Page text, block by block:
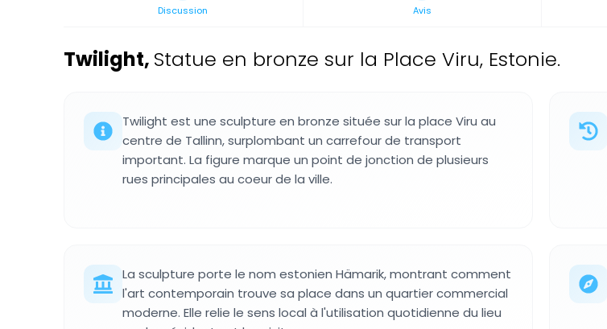
Discussion Avis
Twilight, Statue en bronze sur la Place Viru, Estonie.
Twilight est une sculpture en bronze située sur la place Viru au
centre de Tallinn, surplombant un carrefour de transport
important. La figure marque un point de jonction de plusieurs
rues principales au coeur de la ville.
La sculpture porte le nom estonien Hämarik, montrant comment
l'art contemporain trouve sa place dans un quartier commercial
moderne. Elle relie le sens local à l'utilisation quotidienne du lieu